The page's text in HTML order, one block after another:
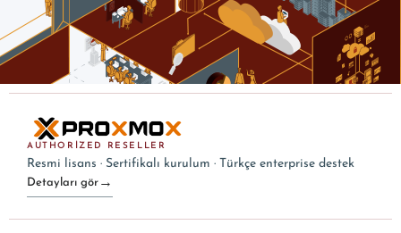
AUTHORIZED RESELLER
Resmi lisans · Sertifikalı kurulum · Türkçe enterprise destek
Detayları gör →